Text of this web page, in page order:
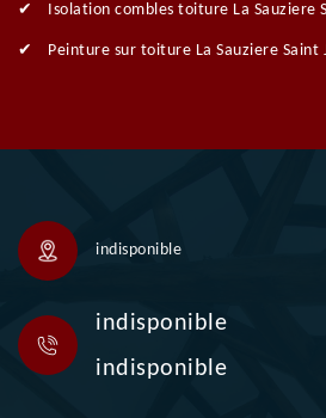
Isolation combles toiture La Sauziere
Peinture sur toiture La Sauziere Saint
indisponible
indisponible
indisponible